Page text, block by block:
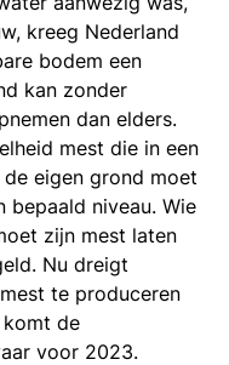
kreeg Nederland
bodem een
kan zonder
dan elders.
mest die in een
eigen grond moet
niveau. Wie
zijn mest laten
Nu dreigt
te produceren
de
voor 2023.